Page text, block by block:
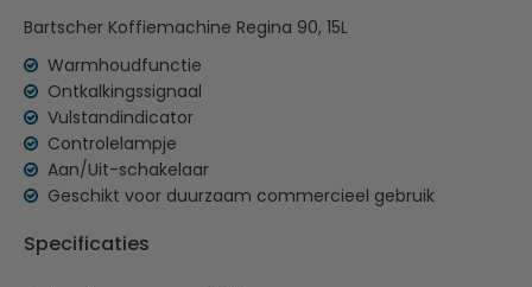
Bartscher Koffiemachine Regina 90, 15L
Warmhoudfunctie
Ontkalkingssignaal
Vulstandindicator
Controlelampje
Aan/Uit-schakelaar
Geschikt voor duurzaam commercieel gebruik
Specificaties